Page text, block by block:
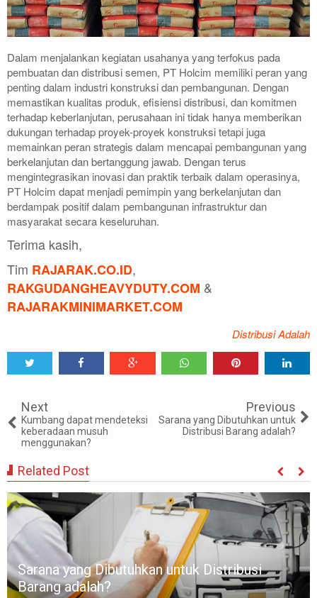
Dalam menjalankan kegiatan usahanya yang terfokus pada
pembuatan dan distribusi semen, PT Holcim memiliki peran yang
penting dalam industri konstruksi dan pembangunan. Dengan
memastikan kualitas produk, efisiensi distribusi, dan komitmen
terhadap keberlanjutan, perusahaan ini tidak hanya memberikan
dukungan terhadap proyek-proyek konstruksi tetapi juga
memainkan peran strategis dalam mencapai pembangunan yang
berkelanjutan dan bertanggung jawab. Dengan terus
mengintegrasikan inovasi dan praktik terbaik dalam operasinya,
PT Holcim dapat menjadi pemimpin yang berkelanjutan dan
berdampak positif dalam pembangunan infrastruktur dan
masyarakat secara keseluruhan.
Terima kasih,
Tim RAJARAK.CO.ID,
RAKGUDANGHEAVYDUTY.COM &
RAJARAKMINIMARKET.COM
Distribusi Adalah
Next
Kumbang dapat mendeteksi
keberadaan musuh
menggunakan?
Previous
Sarana yang Dibutuhkan untuk
Distribusi Barang adalah?
Related Post
Sarana yang Dibutuhkan untuk Distribusi
Barang adalah?